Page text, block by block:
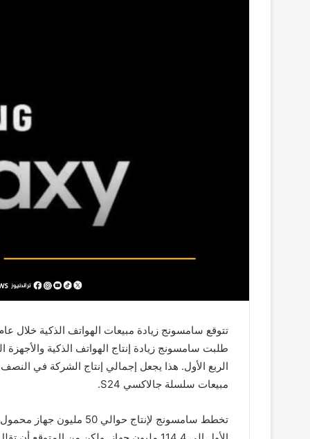
مبيعات سلسلة جالاكسي S24.